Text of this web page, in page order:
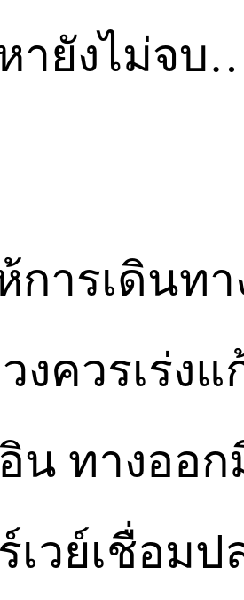
ายังไม่จบ
การเดินท
งควรเร่ง
น ทางออ
เวย์เชื่อม